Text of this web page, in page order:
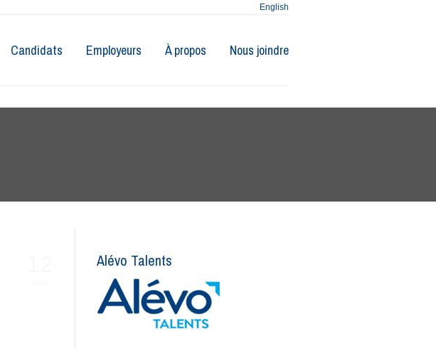
English
Candidats Employeurs À propos Nous joindre
Alévo Talents